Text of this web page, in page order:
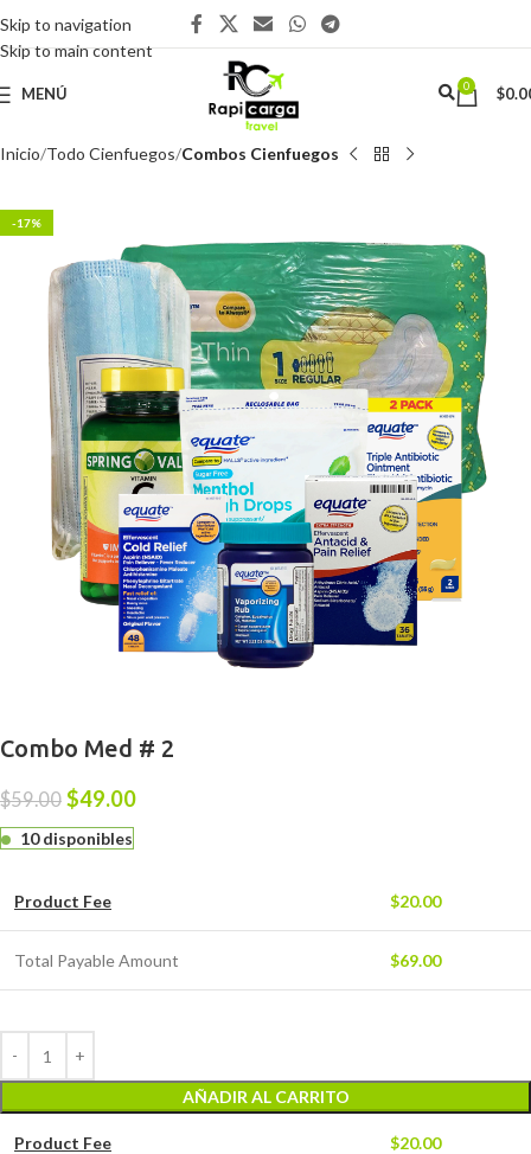
Skip to navigation
Skip to main content
MENÚ 0 $
Inicio Todo Cienfuegos Combos Cienfuegos
-17%
Combo Med # 2
$59.00 $49.00
10 disponibles
Product Fee $20.00
Total Payable Amount $69.00
AÑADIR AL CARRITO
Product Fee $20.00